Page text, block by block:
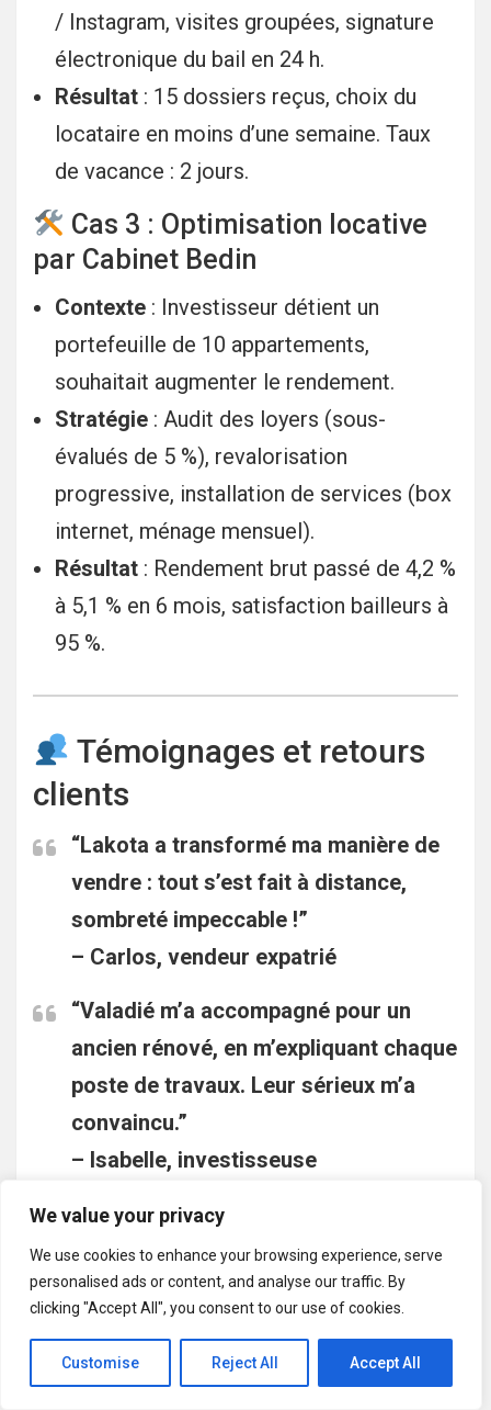
We value your privacy
We use cookies to enhance your browsing experience, serve
personalised ads or content, and analyse our traffic. By
clicking "Accept All", you consent to our use of cookies.
Customise Reject All Accept All
/ Instagram, visites groupées, signature
électronique du bail en 24 h.
Résultat : 15 dossiers reçus, choix du
locataire en moins d’une semaine. Taux
de vacance : 2 jours.
Cas 3 : Optimisation locative
par Cabinet Bedin
Contexte : Investisseur détient un
portefeuille de 10 appartements,
souhaitait augmenter le rendement.
Stratégie : Audit des loyers (sous-
évalués de 5 %), revalorisation
progressive, installation de services (box
internet, ménage mensuel).
Résultat : Rendement brut passé de 4,2 %
à 5,1 % en 6 mois, satisfaction bailleurs à
95 %.
Témoignages et retours
clients
“Lakota a transformé ma manière de
vendre : tout s’est fait à distance,
sombreté impeccable !”
– Carlos, vendeur expatrié
“Valadié m’a accompagné pour un
ancien rénové, en m’expliquant chaque
poste de travaux. Leur sérieux m’a
convaincu.”
– Isabelle, investisseuse
“Bedin m’a proposé des simulations
financières claires et m’a mis en
relation avec un courtier en 48 h. Top
!”
–Julien, primo-accédant